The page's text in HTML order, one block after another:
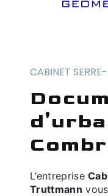
CABINET
documents
L’entreprise
Truttmann